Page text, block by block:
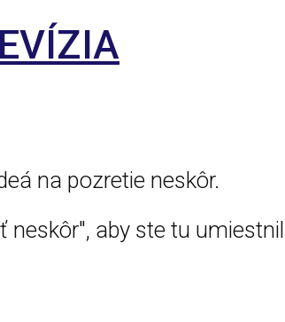
na pozretie neskôr.
neskôr", aby ste tu